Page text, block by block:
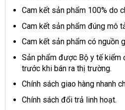
Cam kết sản phẩm 100% do
Cam kết sản phẩm đúng mô
Cam kết sản phẩm có nguồn
Sản phẩm được Bộ y tế kiểm
trước khi bán ra thị trường.
Chính sách giao hàng nhanh
Chính sách đổi trả linh hoạt.